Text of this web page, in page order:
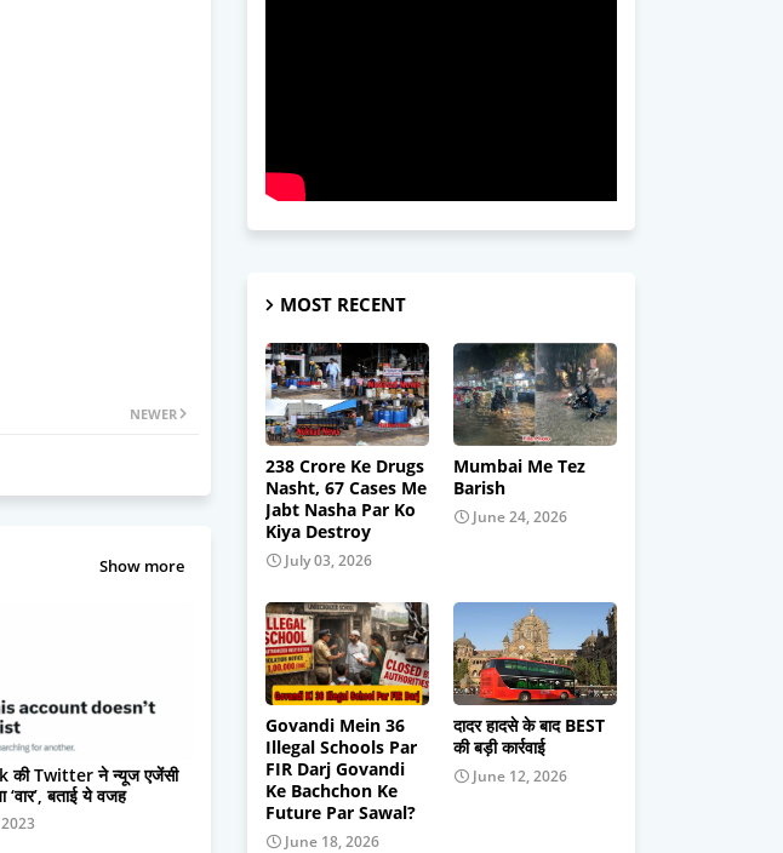
NEWER
Show more
की Twitter ने न्यूज एजेंसी
‘वार’, बताई ये वजह
MOST RECENT
238 Crore Ke Drugs
Nasht, 67 Cases Me
Jabt Nasha Par Ko
Kiya Destroy
July 03, 2026
Mumbai Me Tez
Barish
June 24, 2026
Govandi Mein 36
Illegal Schools Par
FIR Darj Govandi
Ke Bachchon Ke
Future Par Sawal?
June 18, 2026
दादर हादसे के बाद BEST
की बड़ी कार्रवाई
June 12, 2026